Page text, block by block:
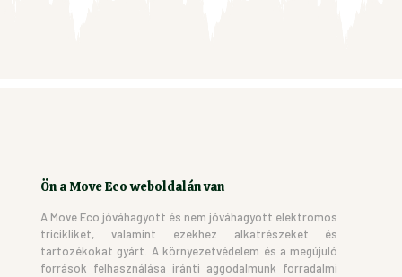
Ön a Move Eco weboldalán van
A Move Eco jóváhagyott és nem jóváhagyott elektromos
tricikliket, valamint ezekhez alkatrészeket és
tartozékokat gyárt. A környezetvédelem és a megújuló
források felhasználása iránti aggodalmunk forradalmi